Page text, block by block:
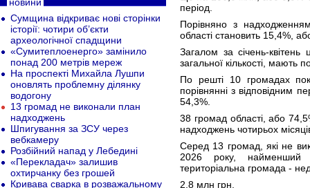
період.
Порівняно з
області становить 15,4%,
Загалом за січень-
загальної кількості, мають
По решті 10 громадах
порівнянні з відповідним
54,3%.
38 громад області, або
надходжень чотирьох
Серед 13 громад, які не
2026 року, найменший
територіальна громада -
2,8 млн грн.
Сумщина відкриває нові сторінки
історії: чотири об’єкти
археологічної спадщини
«Сумитеплоенерго» замінило
понад 200 метрів мереж
На проспекті Михайла Лушпи
оновлять проблемну ділянку
водогону
13 громад не виконали план
надходжень
Шпигування за ЗСУ через
вебкамеру
Розбійний напад у Лебедині
«Перекладач» залишив
охтирчанку без грошей
Кривава сварка в розважальному